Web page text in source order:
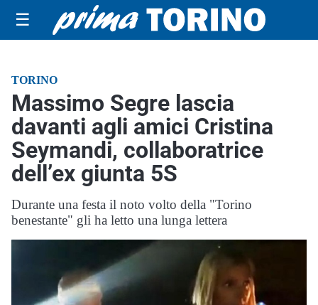
☰
TORINO
Massimo Segre lascia
davanti agli amici Cristina
Seymandi, collaboratrice
dell’ex giunta 5S
Durante una festa il noto volto della "Torino
benestante" gli ha letto una lunga lettera